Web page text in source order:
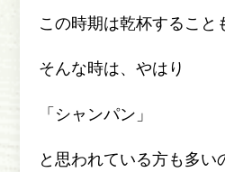
この時期は乾杯すること
そんな時は、やはり
「シャンパン」
と思われている方も多い